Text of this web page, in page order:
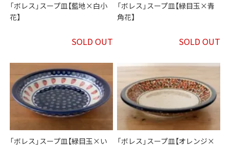
「ボレス」スープ皿【藍地×白小
花】
SOLD OUT
「ボレス」スープ皿【緑目玉×青
角花】
SOLD OUT
「ボレス」スープ皿【緑目玉×い 「ボレス」スープ皿【オレンジ×